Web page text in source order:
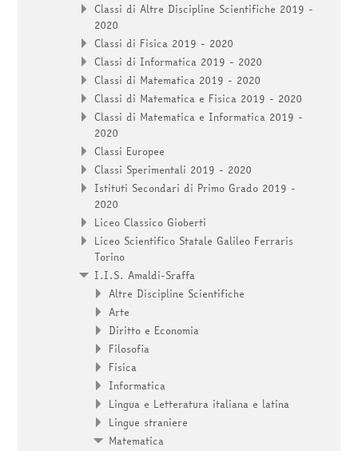
Classi di Altre Discipline Scientifiche 2019 -
2020
Classi di Fisica 2019 - 2020
Classi di Informatica 2019 - 2020
Classi di Matematica 2019 - 2020
Classi di Matematica e Fisica 2019 - 2020
Classi di Matematica e Informatica 2019 -
2020
Classi Europee
Classi Sperimentali 2019 - 2020
Istituti Secondari di Primo Grado 2019 -
2020
Liceo Classico Gioberti
Liceo Scientifico Statale Galileo Ferraris
Torino
I.I.S. Amaldi-Sraffa
Altre Discipline Scientifiche
Arte
Diritto e Economia
Filosofia
Fisica
Informatica
Lingua e Letteratura italiana e latina
Lingue straniere
Matematica